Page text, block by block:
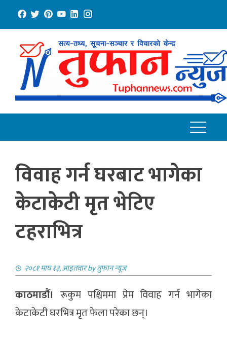
content
विवाह गर्न घरबाट भागेका
केटाकेटी मृत भेटिए
टहराभित्र
२०८१ माघ १३, आइतवारbyतुफान न्यूज
काठमाडौं। रूकुम पश्चिममा प्रेम विवाह गर्न भागेका
केटाकेटी घरभित्र मृत फेला परेका छन्।